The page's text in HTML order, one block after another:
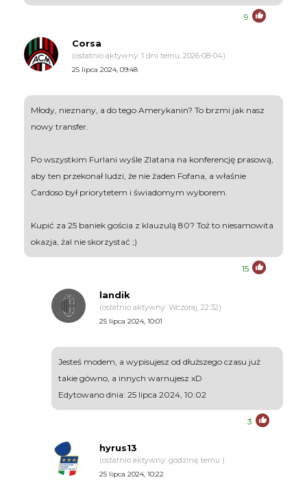
9
Corsa
(ostatnio aktywny: 1 dni temu, 2026-08-04)
25 lipca 2024, 09:48
Młody, nieznany, a do tego Amerykanin? To brzmi jak nasz
nowy transfer.
Po wszystkim Furlani wyśle Zlatana na konferencję prasową,
aby ten przekonał ludzi, że nie żaden Fofana, a właśnie
Cardoso był priorytetem i świadomym wyborem.
Kupić za 25 baniek gościa z klauzulą 80? Toż to niesamowita
okazja, żal nie skorzystać ;)
15
landik
(ostatnio aktywny: Wczoraj, 22:32)
25 lipca 2024, 10:01
Jesteś modem, a wypisujesz od dłuższego czasu już
takie gówno, a innych warnujesz xD
Edytowano dnia: 25 lipca 2024, 10:02
3
hyrus13
(ostatnio aktywny: godzinę temu )
25 lipca 2024, 10:22